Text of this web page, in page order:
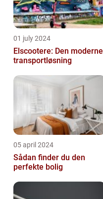
01 july 2024
Elscootere: Den moderne
transportløsning
05 april 2024
Sådan finder du den
perfekte bolig